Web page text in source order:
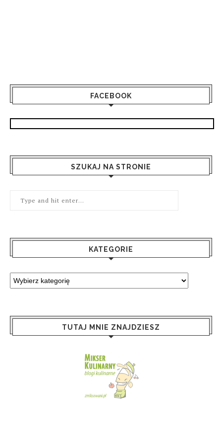
FACEBOOK
SZUKAJ NA STRONIE
KATEGORIE
TUTAJ MNIE ZNAJDZIESZ